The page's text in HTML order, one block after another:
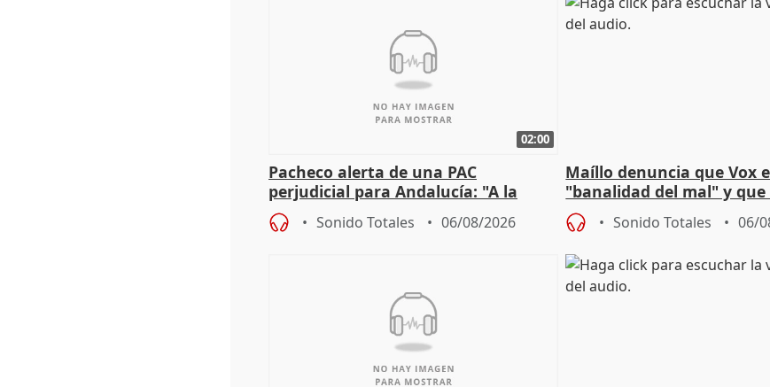
02:00
Pacheco alerta de una PAC
perjudicial para Andalucía: "A la
agricultura hay que protegerla"
Sonido Totales 06/08/2026
Maíllo denuncia que Vox
"banalidad del mal" y que
asume todas sus tesis
Sonido Totales 06/